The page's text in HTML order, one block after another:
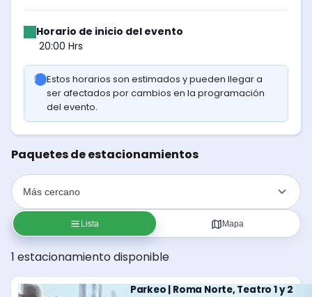
Horario de inicio del evento
20:00 Hrs
Estos horarios son estimados y pueden llegar a
ser afectados por cambios en la programación
del evento.
Paquetes de estacionamientos
Lista Mapa
1 estacionamiento disponible
Parkeo | Roma Norte, Teatro 1 y 2